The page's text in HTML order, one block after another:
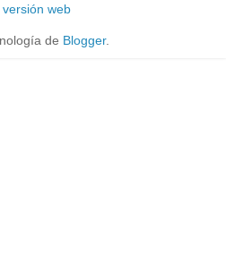
versión web
de Blogger.